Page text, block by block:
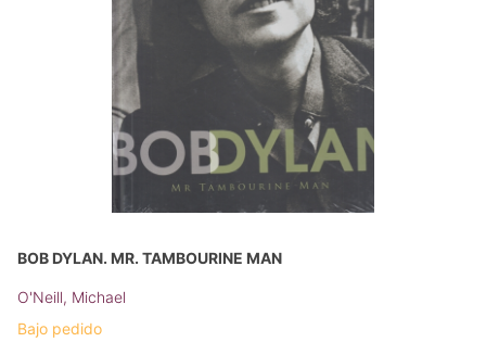
BOB DYLAN. MR. TAMBOURINE MAN
O'Neill, Michael
Bajo pedido